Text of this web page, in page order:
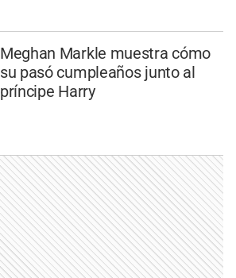
Meghan Markle muestra cómo
su pasó cumpleaños junto al
príncipe Harry